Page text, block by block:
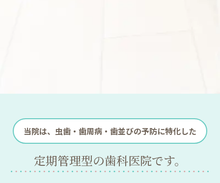
当院は、虫歯・歯周病・歯並びの予防に特化した
定期管理型の歯科医院です。